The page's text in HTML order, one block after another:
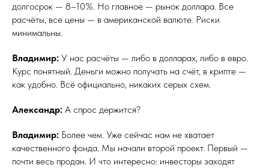
долгосрок — 8–10%. Но главное — рынок доллара. Все
расчёты, все цены — в американской валюте. Риски
минимальны.
Владимир: У нас расчёты — либо в долларах, либо в евро.
Курс понятный. Деньги можно получать на счёт, в крипте —
как удобно. Всё официально, никаких серых схем.
Александр: А спрос держится?
Владимир: Более чем. Уже сейчас нам не хватает
качественного фонда. Мы начали второй проект. Первый —
почти весь продан. И что интересно: инвесторы заходят